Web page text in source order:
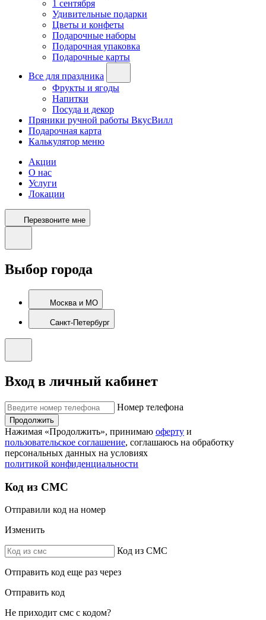
1 сентября
Удивительные подарки
Цветы и конфеты
Подарочные наборы
Подарочная упаковка
Подарочные карты
Все для праздника
Фрукты и ягоды
Напитки
Посуда и декор
Пряники ручной работы ВкусВилл
Подарочная карта
Калькулятор меню
Акции
О нас
Услуги
Локации
Перезвоните мне
Выбор города
Москва и МО
Санкт-Петербург
Вход в личный кабинет
Номер телефона
Продолжить
Нажимая «Продолжить», принимаю оферту и
пользовательское соглашение, соглашаюсь на обработку
персональных данных на условиях
политикой конфиденциальности
Код из СМС
Отправили код на номер
Изменить
Код из СМС
Отправить код еще раз через
Отправить код
Не приходит смс с кодом?